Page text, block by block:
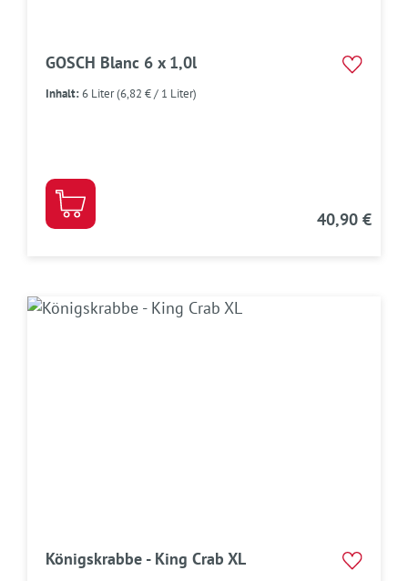
GOSCH Blanc 6 x 1,0l
Inhalt:6 Liter(6,82 € / 1 Liter)
40,90 €
Königskrabbe - King Crab XL